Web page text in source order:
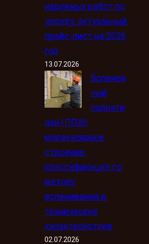
наружных работ по
дереву: актуальный
прайс-лист на 2026
год
13.07.2026
Вспенен
ный
полиэти
лен (ППЭ):
молекулярное
строение,
классификация по
методу
вспенивания и
технические
характеристики
02.07.2026